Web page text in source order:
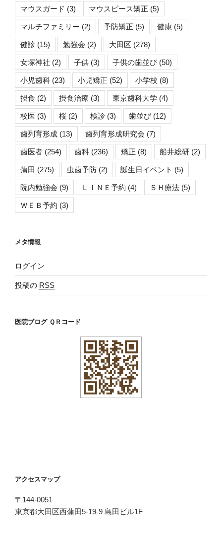
マウスガード (3) マウスピース矯正 (5)
マルチファミリー (2) 予防矯正 (5) 健康 (5)
健診 (15) 勉強会 (2) 大田区 (278)
女塚神社 (2) 子供 (3) 子供の歯並び (50)
小児歯科 (23) 小児矯正 (52) 小学校 (8)
摂食 (2) 摂食治療 (3) 東京歯科大学 (4)
校医 (3) 桜 (2) 検診 (3) 歯並び (12)
歯列育形成 (13) 歯列育形成研究会 (7)
歯医者 (254) 歯科 (236) 矯正 (8) 船井総研 (2)
蒲田 (275) 虫歯予防 (2) 誕生日イベント (5)
院内勉強会 (9) ＬＩＮＥ予約 (4) ＳＨ療法 (5)
ＷＥＢ予約 (3)
メタ情報
ログイン
投稿の RSS
医院ブログ ＱＲコード
アクセスマップ
〒144-0051
東京都大田区西蒲田5-19-9 島田ビル1F